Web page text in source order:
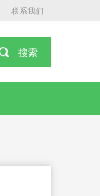
联系我们